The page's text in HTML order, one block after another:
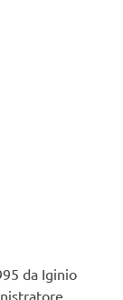
da Iginio